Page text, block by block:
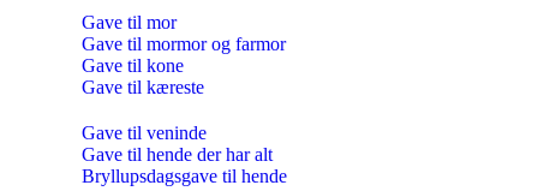
Gave til mor
Gave til mormor og farmor
Gave til kone
Gave til kæreste
Gave til veninde
Gave til hende der har alt
Bryllupsdagsgave til hende